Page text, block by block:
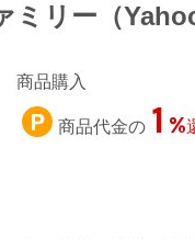
ミリー（
商品購入
商品代金の 1 %